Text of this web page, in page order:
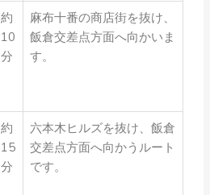
約
10
分
麻布十番の商店街を抜け、
飯倉交差点方面へ向かいま
す。
約
15
分
六本木ヒルズを抜け、飯倉
交差点方面へ向かうルート
です。